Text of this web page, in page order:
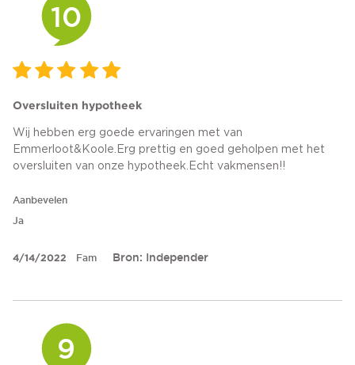
10
Oversluiten hypotheek
Wij hebben erg goede ervaringen met van
Emmerloot&Koole.Erg prettig en goed geholpen met het
oversluiten van onze hypotheek.Echt vakmensen!!
Aanbevelen
Ja
4/14/2022 Fam Bron: Independer
9